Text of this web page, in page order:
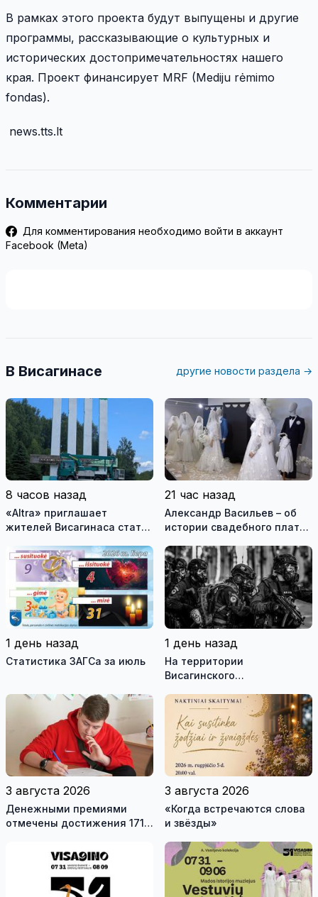
В рамках этого проекта будут выпущены и другие
программы, рассказывающие о культурных и
исторических достопримечательностях нашего
края. Проект финансирует MRF (Mediju rėmimo
fondas).
news.tts.lt
Комментарии
Для комментирования необходимо войти в аккаунт
Facebook (Meta)
В Висагинасе другие новости раздела →
8 часов назад
«Altra» приглашает
жителей Висагинаса стать
обновлённой стелы
21 час назад
Александр Васильев – об
истории свадебного платья
истории моды (видео)
1 день назад
Статистика ЗАГСа за июль
1 день назад
На территории
Висагинского
международные
антитеррористические
учения «Baltic Shadow»
3 августа 2026
Денежными премиями
отмечены достижения 171
трех педагогов
3 августа 2026
«Когда встречаются слова
и звёзды»